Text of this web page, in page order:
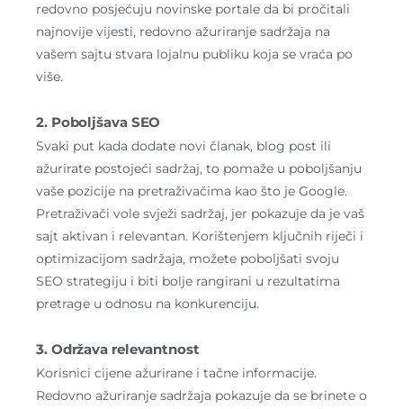
redovno posjećuju novinske portale da bi pročitali
najnovije vijesti, redovno ažuriranje sadržaja na
vašem sajtu stvara lojalnu publiku koja se vraća po
više.
2. Poboljšava SEO
Svaki put kada dodate novi članak, blog post ili
ažurirate postojeći sadržaj, to pomaže u poboljšanju
vaše pozicije na pretraživačima kao što je Google.
Pretraživači vole svježi sadržaj, jer pokazuje da je vaš
sajt aktivan i relevantan. Korištenjem ključnih riječi i
optimizacijom sadržaja, možete poboljšati svoju
SEO strategiju i biti bolje rangirani u rezultatima
pretrage u odnosu na konkurenciju.
3. Održava relevantnost
Korisnici cijene ažurirane i tačne informacije.
Redovno ažuriranje sadržaja pokazuje da se brinete o